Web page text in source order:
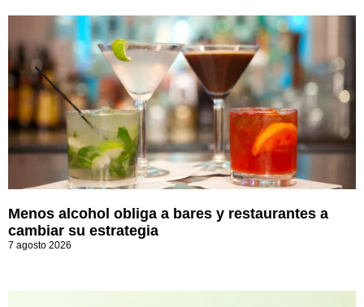
Menos alcohol obliga a bares y restaurantes a
cambiar su estrategia
7 agosto 2026